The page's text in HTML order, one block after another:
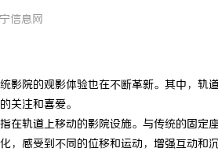
信息网
影院的观影体验也在不断革新。其中，
关注和喜爱。
在轨道上移动的影院设施。与传统的固
，感受到不同的位移和运动，增强互动